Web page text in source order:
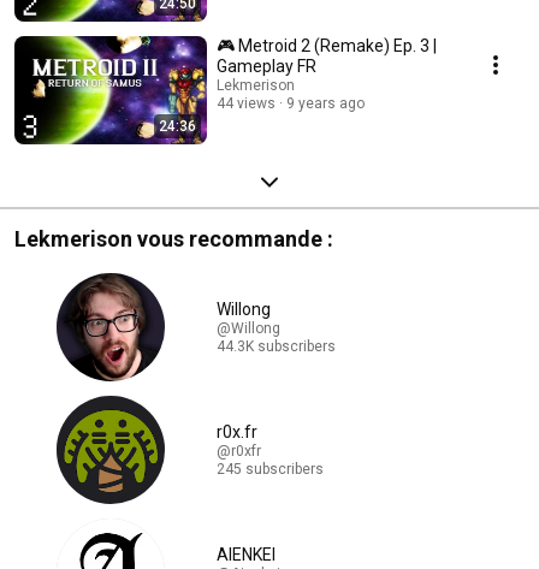
24:50
24:36
🎮 Metroid 2 (Remake) Ep. 3 |
Gameplay FR
Lekmerison
44 views
9 years ago
Lekmerison vous recommande :
Willong
@Willong
44.3K subscribers
r0x.fr
@r0xfr
245 subscribers
AIENKEI